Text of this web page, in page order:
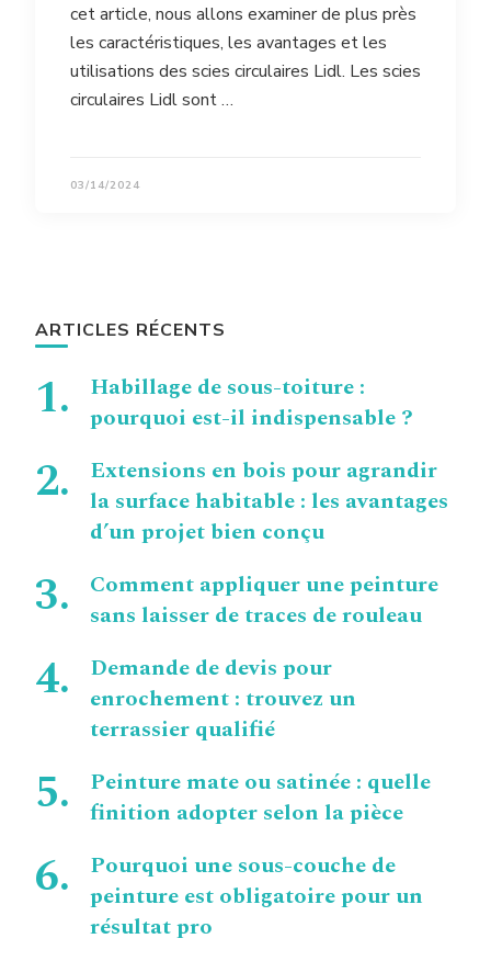
cet article, nous allons examiner de plus près
les caractéristiques, les avantages et les
utilisations des scies circulaires Lidl. Les scies
circulaires Lidl sont …
03/14/2024
ARTICLES RÉCENTS
Habillage de sous-toiture :
pourquoi est-il indispensable ?
Extensions en bois pour agrandir
la surface habitable : les avantages
d’un projet bien conçu
Comment appliquer une peinture
sans laisser de traces de rouleau
Demande de devis pour
enrochement : trouvez un
terrassier qualifié
Peinture mate ou satinée : quelle
finition adopter selon la pièce
Pourquoi une sous-couche de
peinture est obligatoire pour un
résultat pro